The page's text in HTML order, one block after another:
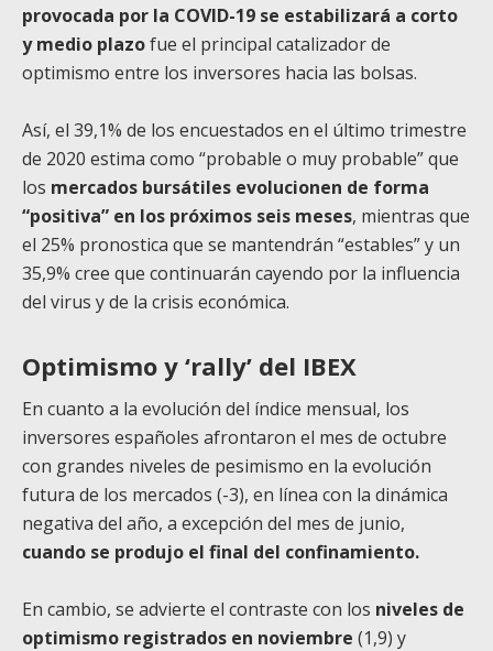
provocada por la COVID-19 se estabilizará a corto
y medio plazofue el principal catalizador de
optimismo entre los inversores hacia las bolsas.
Así, el 39,1% de los encuestados en el último trimestre
de 2020 estima como “probable o muy probable” que
los mercados bursátiles evolucionen de forma
“positiva” en los próximos seis meses, mientras que
el 25% pronostica que se mantendrán “estables” y un
35,9% cree que continuarán cayendo por la influencia
del virus y de la crisis económica.
Optimismo y ‘rally’ del IBEX
En cuanto a la evolución del índice mensual, los
inversores españoles afrontaron el mes de octubre
con grandes niveles de pesimismo en la evolución
futura de los mercados (-3), en línea con la dinámica
negativa del año, a excepción del mes de junio,
cuando se produjo el final del confinamiento.
En cambio, se advierte el contraste con los niveles de
optimismo registrados en noviembre (1,9) y